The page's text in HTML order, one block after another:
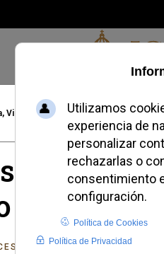
Vida, Identidad Credofobiómetro
Elizalde:
sirve para
DE VITORIA LUNES, 22